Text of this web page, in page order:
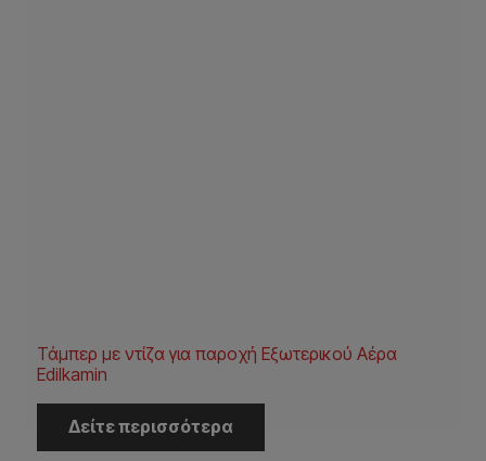
Τάμπερ με ντίζα για παροχή Εξωτερικού Αέρα
Edilkamin
Δείτε περισσότερα